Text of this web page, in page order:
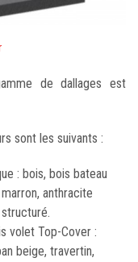
de dallages est
sont les suivants :
: bois, bois bateau
anthracite
volet Top-Cover :
beige, travertin,